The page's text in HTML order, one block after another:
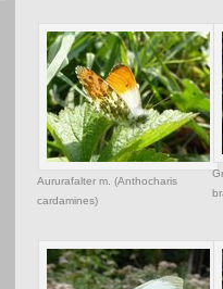
Aururafalter m. (Anthocharis
cardamines)